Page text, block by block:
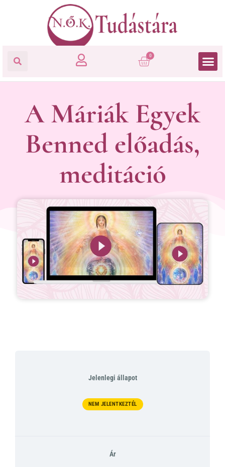
0
A Máriák Egyek
Benned előadás,
meditáció
Jelenlegi állapot
NEM JELENTKEZTÉL
Ár